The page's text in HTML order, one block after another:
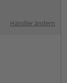
Händler ändern